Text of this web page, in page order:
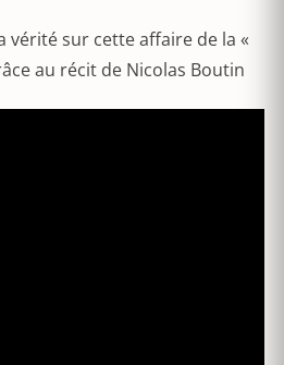
vérité sur cette affaire de la «
au récit de Nicolas Boutin